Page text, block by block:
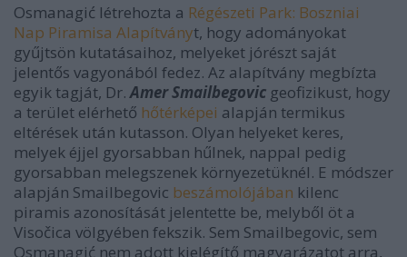
Osmanagić létrehozta a Régészeti Park: Boszniai
Nap Piramisa Alapítványt, hogy adományokat
gyűjtsön kutatásaihoz, melyeket jórészt saját
jelentős vagyonából fedez. Az alapítvány megbízta
egyik tagját, Dr.Amer Smailbegovic geofizikust, hogy
a terület elérhető hőtérképei alapján termikus
eltérések után kutasson. Olyan helyeket keres,
melyek éjjel gyorsabban hűlnek, nappal pedig
gyorsabban melegszenek környezetüknél. E módszer
alapján Smailbegovic beszámolójában kilenc
piramis azonosítását jelentette be, melyből öt a
Visočica völgyében fekszik. Sem Smailbegovic, sem
Osmanagić nem adott kielégítő magyarázatot arra,